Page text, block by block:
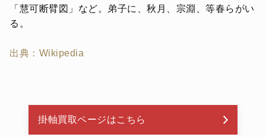
「慧可断臂図」など。弟子に、秋月、宗淵、等春らがい
る。
出典：Wikipedia
掛軸買取ページはこちら